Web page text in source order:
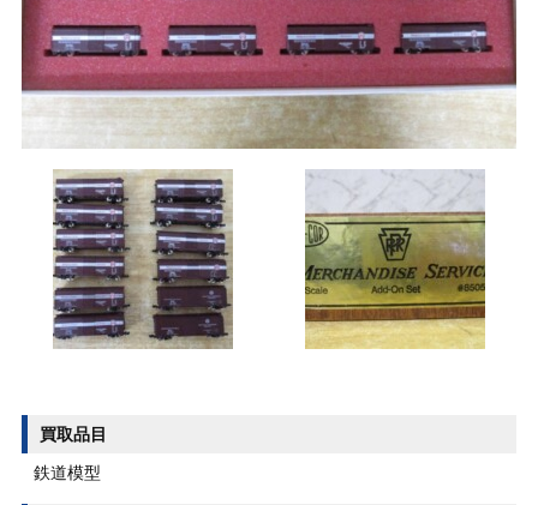
買取品目
鉄道模型